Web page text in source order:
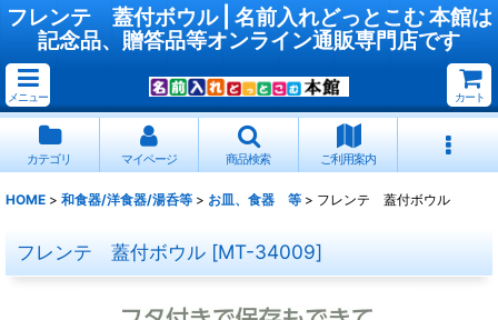
フレンテ 蓋付ボウル | 名前入れどっとこむ 本館は
記念品、贈答品等オンライン通販専門店です
メニュー カート
カテゴリ マイページ 商品検索 ご利用案内
HOME > 和食器/洋食器/湯呑等 > お皿、食器 等 > フレンテ 蓋付ボウル
フレンテ 蓋付ボウル [MT-34009]